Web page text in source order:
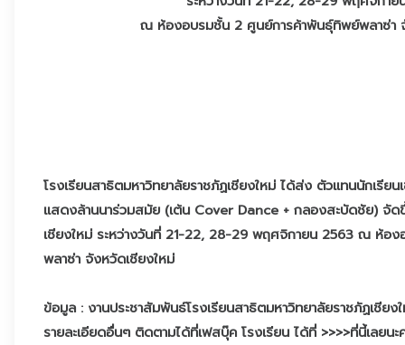
ณ ห้องอบรมชั้น 2 ศูนย์การค้าพันธุ์ทิพย์พลาซ่า​
โรงเรียนสาธิตมหาวิทยาลัยราชภัฏเชียงใหม่​ ได้ส่ง ตัวแทนนักเรียน
แสดงล้านนาร่วมสมัย (เต้น Cover Dance + กลองสะบัดชัย) จั
เชียงใหม่ ระหว่างวันที่ 21-22, 28-29 พฤศจิกายน​ 2563 ณ ห้อ
พลาซ่า​ จังหวัดเชียงใหม่
ข้อมูล : งานประชาสัมพันธ์โรงเรียนสาธิตมหาวิทยาลัยราชภัฏเชียง
รายละเอียดอื่นๆ ติดตามได้ที่เฟสบุ๊ค โรงเรียน ได้ที่ >>>>ที่นี้เลยนะ